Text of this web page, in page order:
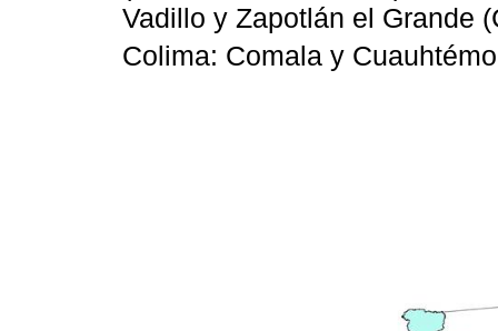
Vadillo y Zapotlán el Grande
Colima: Comala y